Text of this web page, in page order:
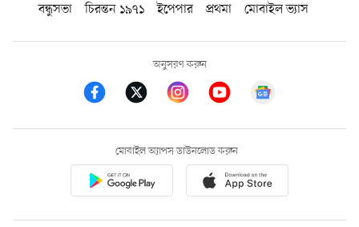
বন্ধুসভা
চিরন্তন ১৯৭১ ইপেপার প্রথমা মোবাইল ভ্যাস
অনুসরণ করুন
মোবাইল অ্যাপস ডাউনলোড করুন